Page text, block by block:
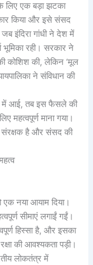
लिए एक बड़ा झटका
किया और इसे संसद
इंदिरा गांधी ने देश में
रही। सरकार ने
कोशिश की, लेकिन ‘मूल
ने संविधान की
में आई, तब इस फैसले की
महत्वपूर्ण माना गया।
संरक्षक है और संसद की
नया आयाम दिया।
सीमाएं लगाईं गईं।
हिस्सा है, और इसका
की आवश्यकता पड़ी।
लोकतंत्र में